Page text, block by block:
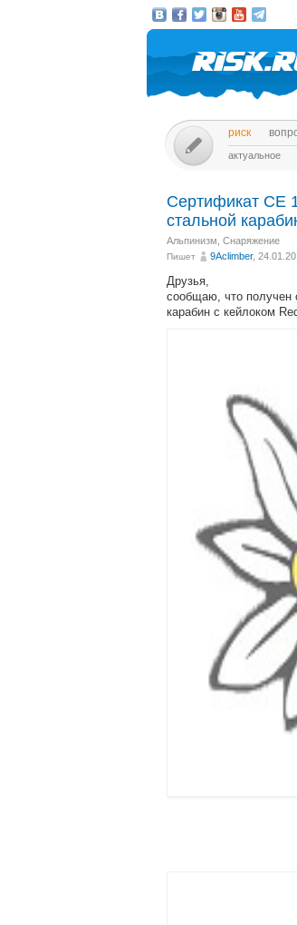
риск
актуальное
Сертификат CE
стальной
Альпинизм Снаряжение
Пишет 9Aclimber,
Друзья,
сообщаю, что получен
карабин с кейлоком